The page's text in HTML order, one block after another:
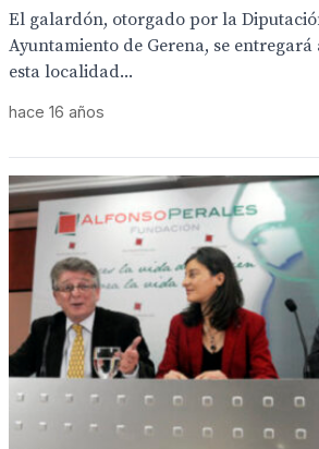
El galardón, otorgado por la
Ayuntamiento de Gerena, se
esta localidad...
hace 16 años